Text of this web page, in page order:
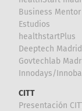
Business
Estudios
healthstartPlus
Deeptech Madrid
Govtechlab
Innodays/
CITT
Presentación